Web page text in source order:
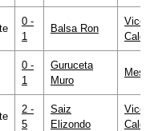
0 -
1
Balsa Ron
0 -
1
Guruceta
Muro
2 -
5
Saiz
Elizondo